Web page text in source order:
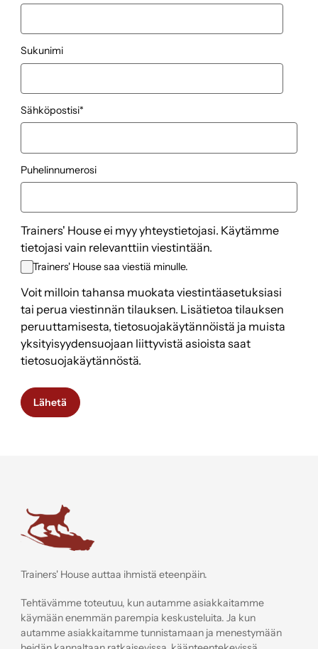
Sukunimi
Sähköpostisi*
Puhelinnumerosi
Trainers' House ei myy yhteystietojasi. Käytämme
tietojasi vain relevanttiin viestintään.
Trainers' House saa viestiä minulle.
Voit milloin tahansa muokata viestintäasetuksiasi
tai perua viestinnän tilauksen. Lisätietoa tilauksen
peruuttamisesta, tietosuojakäytännöistä ja muista
yksityisyydensuojaan liittyvistä asioista saat
tietosuojakäytännöstä.
Trainers' House
Trainers' House auttaa ihmistä eteenpäin.
Tehtävämme toteutuu, kun autamme asiakkaitamme
käymään enemmän parempia keskusteluita. Ja kun
autamme asiakkaitamme tunnistamaan ja menestymään